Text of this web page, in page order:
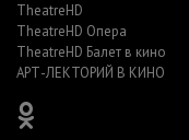
TheatreHD
TheatreHD Опера
TheatreHD Балет в кино
АРТ-ЛЕКТОРИЙ В КИНО